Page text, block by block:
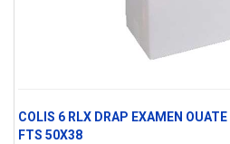
COLIS 6 RLX DRAP EXAMEN
FTS 50X38